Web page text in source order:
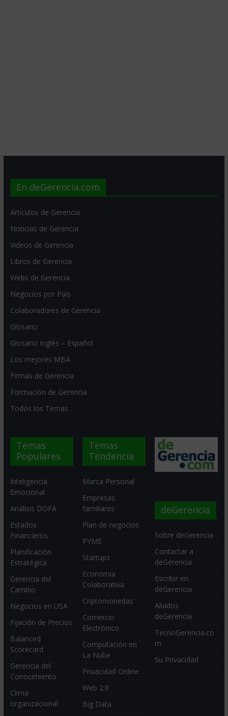
En deGerencia.com
Artículos de Gerencia
Noticias de Gerencia
Videos de Gerencia
Libros de Gerencia
Webs de Gerencia
Negocios por País
Colaboradores de Gerencia
Glosario
Glosario Inglés – Español
Los mejores MBA
Firmas de Gerencia
Formación de Gerencia
Todos los Temas
Temas
Populares
Inteligencia
Emocional
Análisis DOFA
Estados
Financieros
Planificación
Estratégica
Gerencia del
Cambio
Negocios en USA
Fijación de Precios
Balanced
Scorecard
Gerencia del
Conocimiento
Clima
organizacional
Temas
Tendencia
Marca Personal
Empresas
familiares
Plan de negocios
PYME
Startups
Economia
Colaborativa
Criptomonedas
Comercio
Electrónico
Computación en
La Nube
Privacidad Online
Web 2.0
Big Data
deGerencia
Sobre deGerencia
Contactar a
deGerencia
Escribir en
deGerencia
Aliados
deGerencia
TecnoGerencia.co
m
Su Privacidad